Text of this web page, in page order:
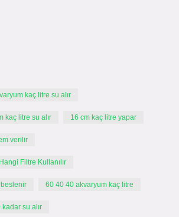
kaç litre su alır
kaç litre su alır 16 cm kaç litre yapar
verilir
Filtre Kullanılır
60 40 40 akvaryum kaç litre
su alır